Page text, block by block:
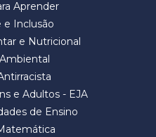
Aprender
e Inclusão
e Nutricional
e Adultos - EJA
de Ensino